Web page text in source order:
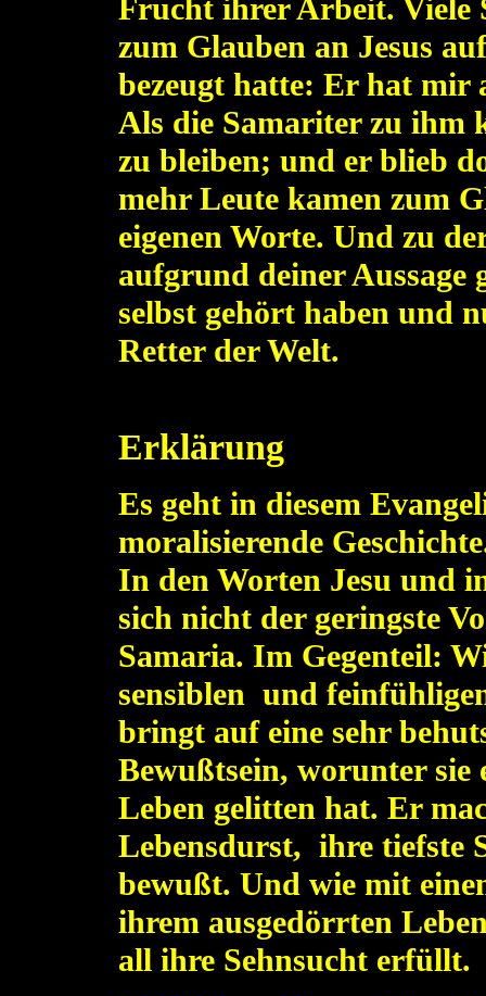
Frucht ihrer Arbeit. Viele
zum Glauben an Jesus
bezeugt hatte: Er hat mir
Als die Samariter zu ihm
zu bleiben; und er blieb
mehr Leute kamen zum
eigenen Worte. Und zu
aufgrund deiner
selbst gehört haben und
Retter der Welt.
Erklärung
Es geht in diesem
moralisierende
In den Worten Jesu und
sich nicht der geringste
Samaria. Im Gegenteil:
sensiblen und
bringt auf eine sehr
Bewußtsein, worunter
Leben gelitten hat. Er
Lebensdurst, ihre tiefste
bewußt. Und wie mit
ihrem ausgedörrten
all ihre Sehnsucht erfüllt.